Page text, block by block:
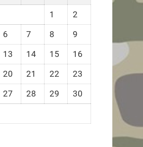
1
2
6 7 8
9
13 14 15
16
20 21 22
23
27 28 29
30